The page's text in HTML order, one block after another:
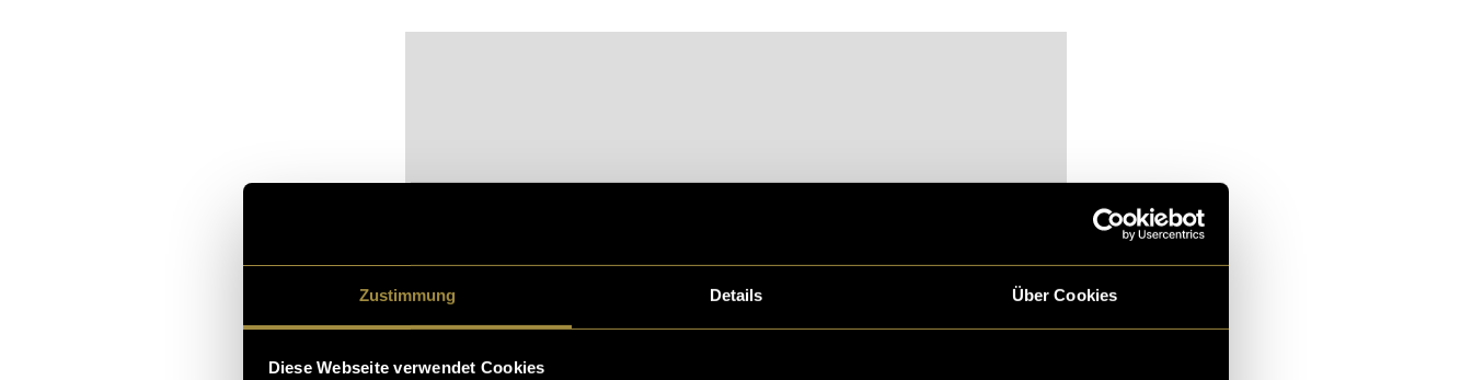
Zustimmung Details Über Cookies
Diese Webseite verwendet Cookies